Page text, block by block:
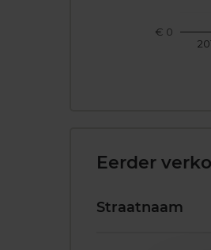
€ 0
Eerder
Straatnaam